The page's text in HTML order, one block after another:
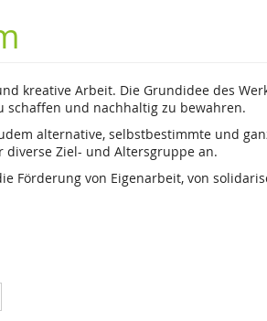
kreative Arbeit. Die Grundidee des
schaffen und nachhaltig zu bewahren.
alternative, selbstbestimmte und
Ziel- und Altersgruppe an.
Förderung von Eigenarbeit, von